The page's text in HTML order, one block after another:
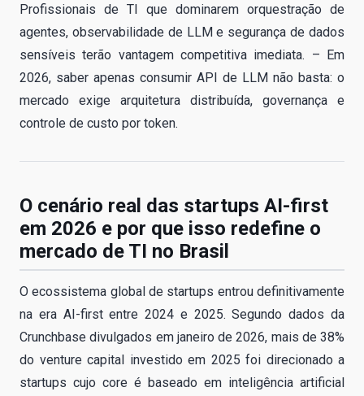
Profissionais de TI que dominarem orquestração de
agentes, observabilidade de LLM e segurança de dados
sensíveis terão vantagem competitiva imediata. – Em
2026, saber apenas consumir API de LLM não basta: o
mercado exige arquitetura distribuída, governança e
controle de custo por token.
O cenário real das startups AI-first
em 2026 e por que isso redefine o
mercado de TI no Brasil
O ecossistema global de startups entrou definitivamente
na era AI-first entre 2024 e 2025. Segundo dados da
Crunchbase divulgados em janeiro de 2026, mais de 38%
do venture capital investido em 2025 foi direcionado a
startups cujo core é baseado em inteligência artificial